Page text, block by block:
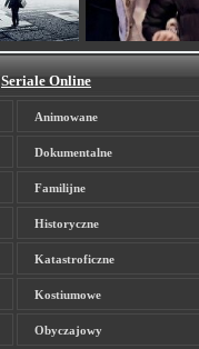
Seriale Online
Animowane
Dokumentalne
Familijne
Historyczne
Katastroficzne
Kostiumowe
Obyczajowy